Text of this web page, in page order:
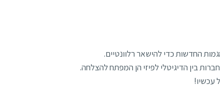
החדשות כדי להישאר רלוונטיים.
בין הדיגיטלי לפיזי הן המפתח להצלחה.
עכשיו!